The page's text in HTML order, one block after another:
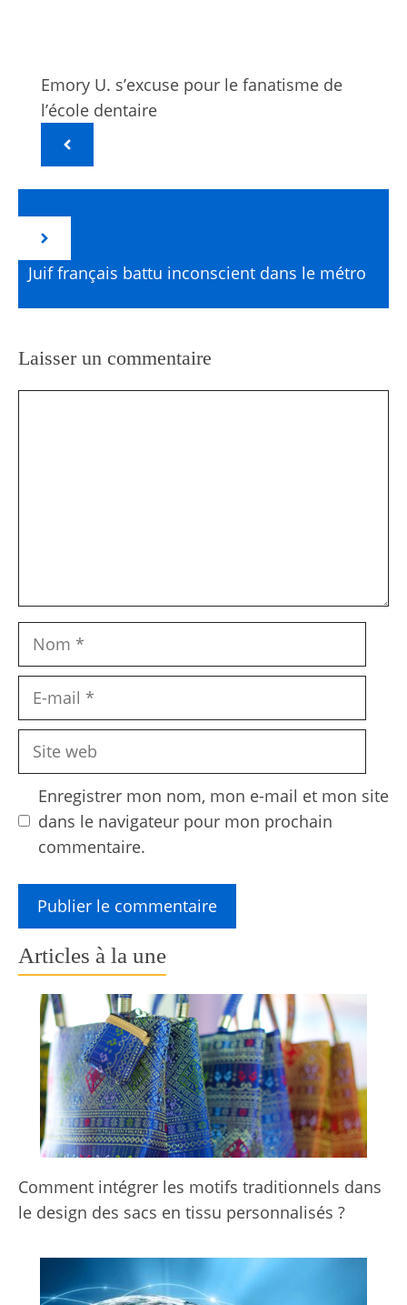
Emory U. s’excuse pour le fanatisme de
l’école dentaire
Juif français battu inconscient dans le métro
Laisser un commentaire
Nom
Site
Enregistrer mon nom, mon e-mail et mon site
dans le navigateur pour mon prochain
commentaire.
Articles à la une
Comment intégrer les motifs traditionnels dans
le design des sacs en tissu personnalisés ?